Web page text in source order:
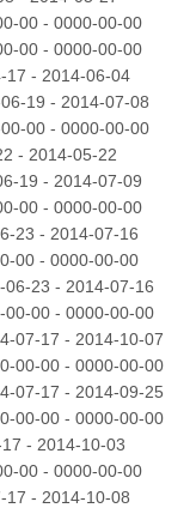
00 - 0000-00-00
00 - 0000-00-00
17 - 2014-06-04
19 - 2014-07-08
00 - 0000-00-00
- 2014-05-22
19 - 2014-07-09
00 - 0000-00-00
23 - 2014-07-16
00 - 0000-00-00
06-23 - 2014-07-16
00-00 - 0000-00-00
07-17 - 2014-10-07
00-00 - 0000-00-00
07-17 - 2014-09-25
00-00 - 0000-00-00
- 2014-10-03
00 - 0000-00-00
17 - 2014-10-08